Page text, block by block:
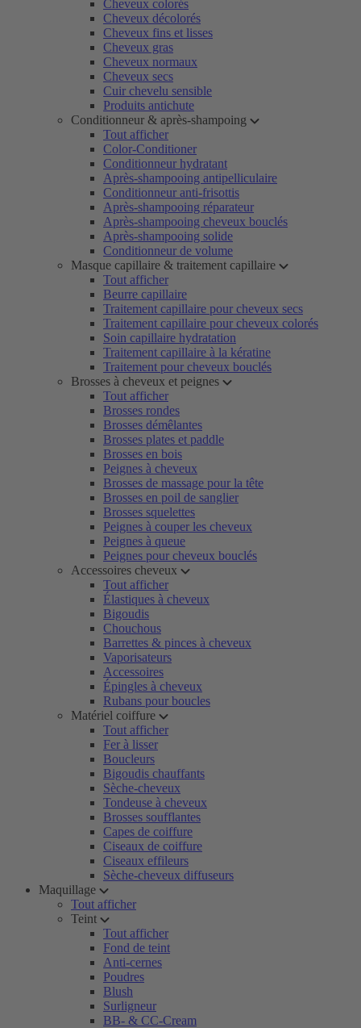
Cheveux colorés
Cheveux décolorés
Cheveux fins et lisses
Cheveux gras
Cheveux normaux
Cheveux secs
Cuir chevelu sensible
Produits antichute
Conditionneur & après-shampoing
Tout afficher
Color-Conditioner
Conditionneur hydratant
Après-shampooing antipelliculaire
Conditionneur anti-frisottis
Après-shampooing réparateur
Après-shampooing cheveux bouclés
Après-shampooing solide
Conditionneur de volume
Masque capillaire & traitement capillaire
Tout afficher
Beurre capillaire
Traitement capillaire pour cheveux secs
Traitement capillaire pour cheveux colorés
Soin capillaire hydratation
Traitement capillaire à la kératine
Traitement pour cheveux bouclés
Brosses à cheveux et peignes
Tout afficher
Brosses rondes
Brosses démêlantes
Brosses plates et paddle
Brosses en bois
Peignes à cheveux
Brosses de massage pour la tête
Brosses en poil de sanglier
Brosses squelettes
Peignes à couper les cheveux
Peignes à queue
Peignes pour cheveux bouclés
Accessoires cheveux
Tout afficher
Élastiques à cheveux
Bigoudis
Chouchous
Barrettes & pinces à cheveux
Vaporisateurs
Accessoires
Épingles à cheveux
Rubans pour boucles
Matériel coiffure
Tout afficher
Fer à lisser
Boucleurs
Bigoudis chauffants
Sèche-cheveux
Tondeuse à cheveux
Brosses soufflantes
Capes de coiffure
Ciseaux de coiffure
Ciseaux effileurs
Sèche-cheveux diffuseurs
Maquillage
Tout afficher
Teint
Tout afficher
Fond de teint
Anti-cernes
Poudres
Blush
Surligneur
BB- & CC-Cream